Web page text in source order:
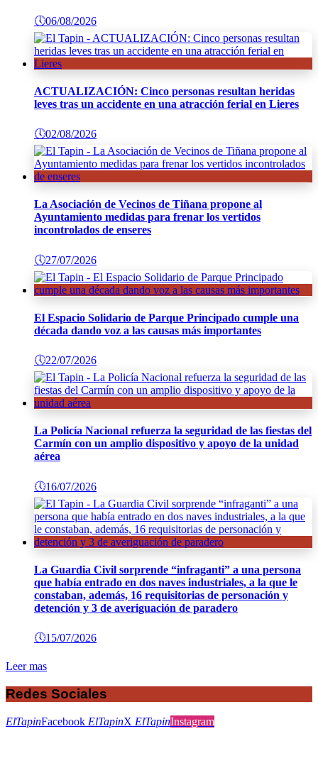
🕔06/08/2026
ACTUALIZACIÓN: Cinco personas resultan heridas
leves tras un accidente en una atracción ferial en Lieres
🕔02/08/2026
La Asociación de Vecinos de Tiñana propone al
Ayuntamiento medidas para frenar los vertidos
incontrolados de enseres
🕔27/07/2026
El Espacio Solidario de Parque Principado cumple una
década dando voz a las causas más importantes
🕔22/07/2026
La Policía Nacional refuerza la seguridad de las fiestas del
Carmín con un amplio dispositivo y apoyo de la unidad
aérea
🕔16/07/2026
La Guardia Civil sorprende “infraganti” a una persona
que había entrado en dos naves industriales, a la que le
constaban, además, 16 requisitorias de personación y
detención y 3 de averiguación de paradero
🕔15/07/2026
Leer mas
Redes Sociales
ElTapinFacebook ElTapinX ElTapinInstagram